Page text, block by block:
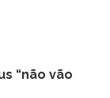
“não vão